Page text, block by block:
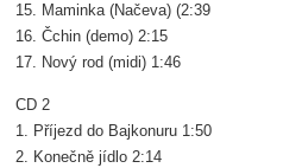
15. Maminka (Načeva) (2:39
16. Čchin (demo) 2:15
17. Nový rod (midi) 1:46
CD 2
1. Příjezd do Bajkonuru 1:50
2. Konečně jídlo 2:14